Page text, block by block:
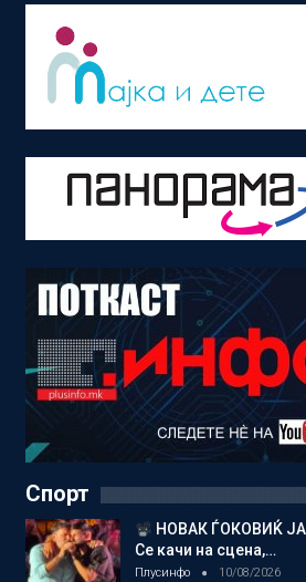
Спорт
НОВАК ЃОКОВИЌ
Се качи на сцена,…
Плусинфо 10/08/2026